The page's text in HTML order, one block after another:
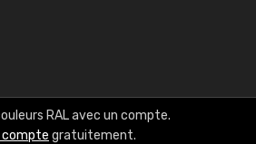
RAL avec un compte.
compte gratuitement.
RAL K7 à base d'eau
216 couleurs RAL Classic